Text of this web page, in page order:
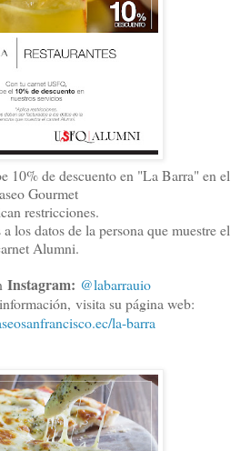
10% de descuento en "La Barra" en el
Gourmet
restricciones.
los datos de la persona que muestre el
Alumni.
Instagram: @labarrauio
visita su página web:
la-barra